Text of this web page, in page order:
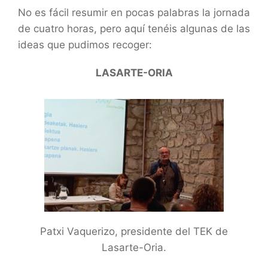
No es fácil resumir en pocas palabras la jornada
de cuatro horas, pero aquí tenéis algunas de las
ideas que pudimos recoger:
LASARTE-ORIA
Patxi Vaquerizo, presidente del TEK de
Lasarte-Oria.